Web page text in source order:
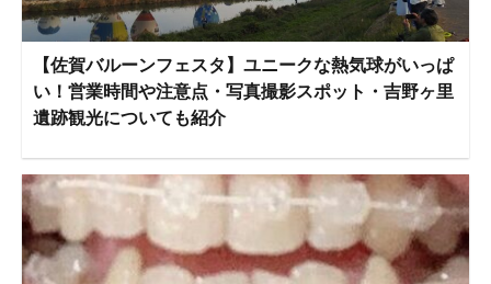
【佐賀バルーンフェスタ】ユニークな熱気球がいっぱ
い！営業時間や注意点・写真撮影スポット・吉野ヶ里
遺跡観光についても紹介